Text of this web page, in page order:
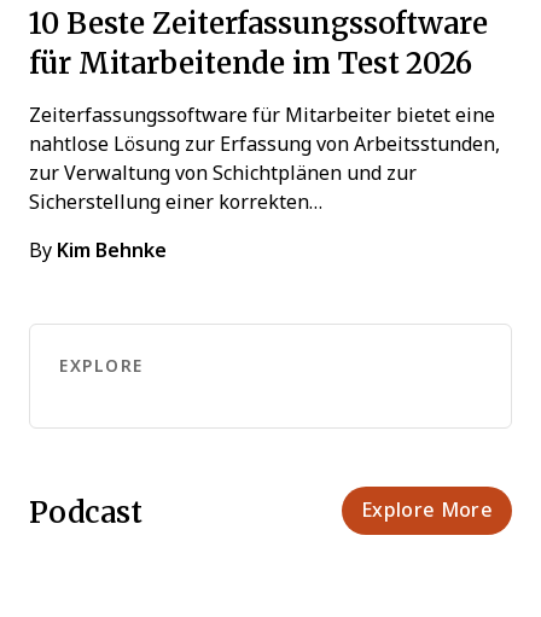
10 Beste Zeiterfassungssoftware
für Mitarbeitende im Test 2026
Zeiterfassungssoftware für Mitarbeiter bietet eine
nahtlose Lösung zur Erfassung von Arbeitsstunden,
zur Verwaltung von Schichtplänen und zur
Sicherstellung einer korrekten…
By Kim Behnke
EXPLORE
Podcast Explore More